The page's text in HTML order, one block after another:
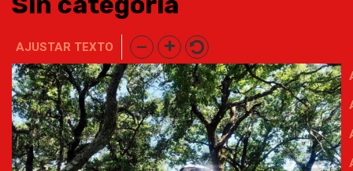
AJUSTAR TEXTO